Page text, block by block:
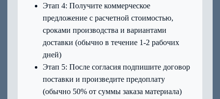
Этап 4: Получите коммерческое
предложение с расчетной стоимостью,
сроками производства и вариантами
доставки (обычно в течение 1-2 рабочих
дней)
Этап 5: После согласия подпишите договор
поставки и произведите предоплату
(обычно 50% от суммы заказа материала)